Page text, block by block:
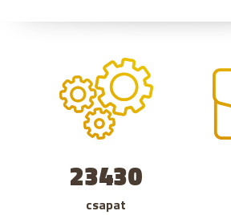
23430
csapat